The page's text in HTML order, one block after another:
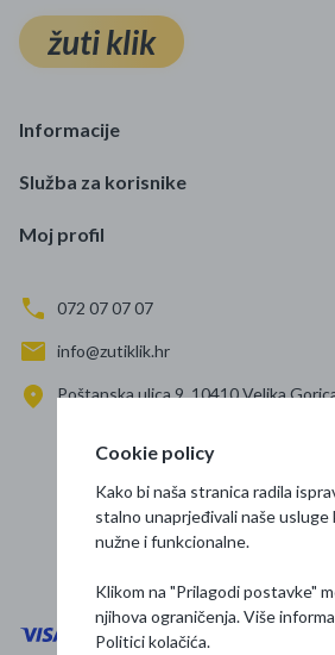
Najpopularniji proizvodi
žuti klik
Informacije
Služba za korisnike
Moj profil
072 07 07 07
info@zutiklik.hr
Poštanska ulica 9, 10410 Velika
Prati nas
Cookie policy
Kako bi naša stranica radila
stalno unaprjeđivali naše
nužne i funkcionalne.
Klikom na "Prilagodi postavke"
njihova ograničenja. Više
Politici kolačića.